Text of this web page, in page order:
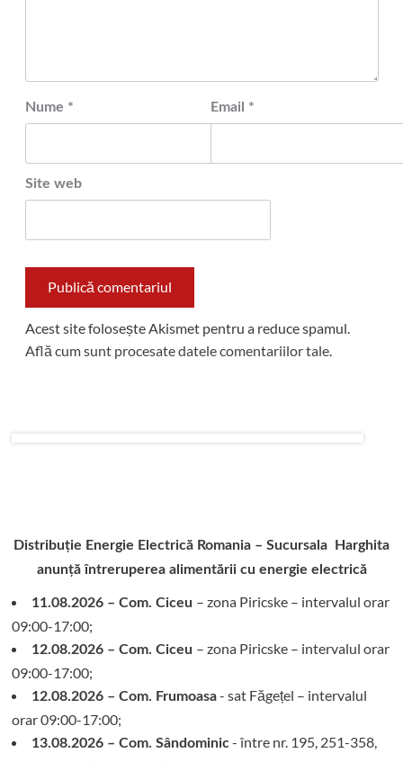
Nume * Email *
Site web
Acest site folosește Akismet pentru a reduce spamul.
Află cum sunt procesate datele comentariilor tale.
Distribuție Energie Electrică Romania – Sucursala Harghita
anunță întreruperea alimentării cu energie electrică
11.08.2026 – Com. Ciceu – zona Piricske – intervalul orar
09:00-17:00;
12.08.2026 – Com. Ciceu – zona Piricske – intervalul orar
09:00-17:00;
12.08.2026 – Com. Frumoasa- sat Făgețel – intervalul
orar 09:00-17:00;
13.08.2026 – Com. Sândominic- între nr. 195, 251-358,